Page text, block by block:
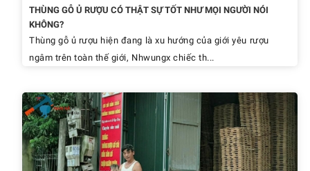
THÙNG GỖ Ủ RƯỢU CÓ THẬT SỰ TỐT NHƯ MỌI NGƯỜI NÓI
KHÔNG?
Thùng gỗ ủ rượu hiện đang là xu hướng của giới yêu rượu
ngâm trên toàn thế giới, Nhwungx chiếc th...